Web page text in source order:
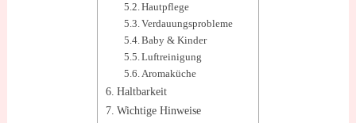
Hautpflege
Verdauungsprobleme
Baby & Kinder
Luftreinigung
Aromaküche
Haltbarkeit
Wichtige Hinweise